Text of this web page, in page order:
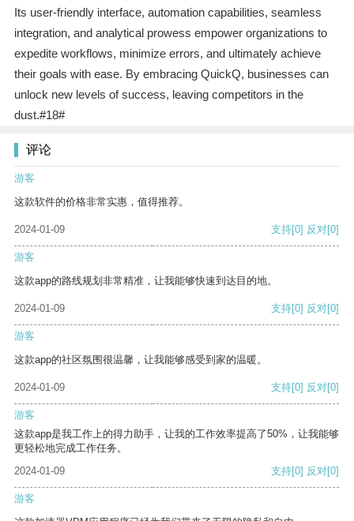
Its user-friendly interface, automation capabilities, seamless
integration, and analytical prowess empower organizations to
expedite workflows, minimize errors, and ultimately achieve
their goals with ease. By embracing QuickQ, businesses can
unlock new levels of success, leaving competitors in the
dust.#18#
评论
游客
这款软件的价格非常实惠，值得推荐。
2024-01-09 支持[0] 反对[0]
游客
这款app的路线规划非常精准，让我能够快速到达目的地。
2024-01-09 支持[0] 反对[0]
游客
这款app的社区氛围很温馨，让我能够感受到家的温暖。
2024-01-09 支持[0] 反对[0]
游客
这款app是我工作上的得力助手，让我的工作效率提高了50%，让我能够
更轻松地完成工作任务。
2024-01-09
支持[0] 反对[0]
游客